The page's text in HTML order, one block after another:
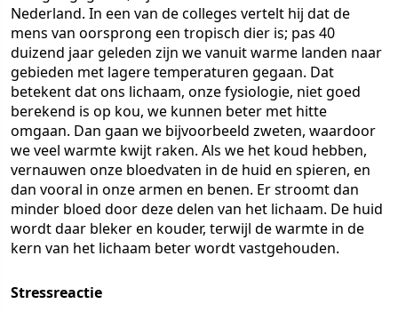
Nederland. In een van de colleges vertelt hij dat de
mens van oorsprong een tropisch dier is; pas 40
duizend jaar geleden zijn we vanuit warme landen naar
gebieden met lagere temperaturen gegaan. Dat
betekent dat ons lichaam, onze fysiologie, niet goed
berekend is op kou, we kunnen beter met hitte
omgaan. Dan gaan we bijvoorbeeld zweten, waardoor
we veel warmte kwijt raken. Als we het koud hebben,
vernauwen onze bloedvaten in de huid en spieren, en
dan vooral in onze armen en benen. Er stroomt dan
minder bloed door deze delen van het lichaam. De huid
wordt daar bleker en kouder, terwijl de warmte in de
kern van het lichaam beter wordt vastgehouden.
Stressreactie